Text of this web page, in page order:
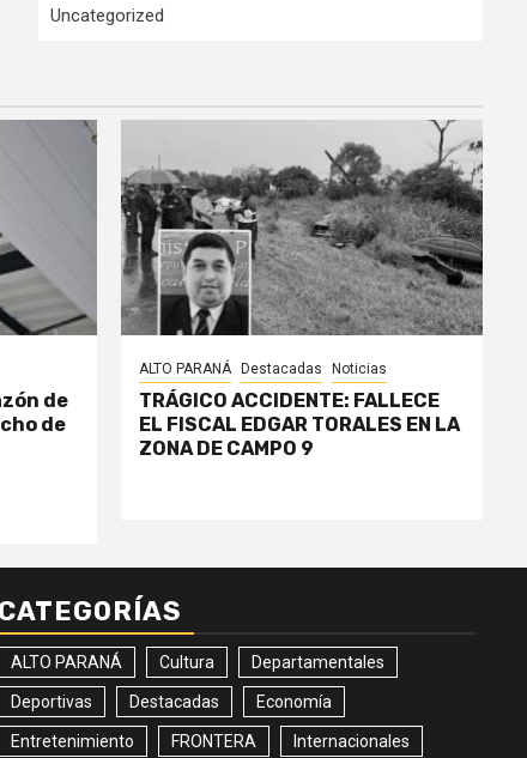
Uncategorized
de
de
ALTO PARANÁ Destacadas Noticias
TRÁGICO ACCIDENTE: FALLECE
EL FISCAL EDGAR TORALES EN LA
ZONA DE CAMPO 9
CATEGORÍAS
ALTO PARANÁ Cultura Departamentales
Deportivas Destacadas Economía
Entretenimiento FRONTERA Internacionales